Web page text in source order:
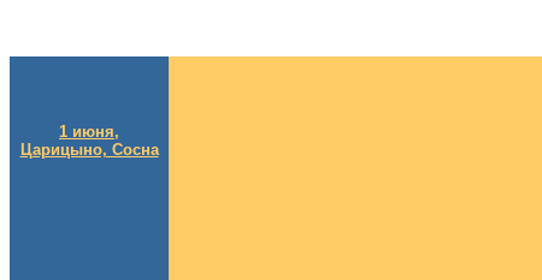
1 июня,
Царицыно, Сосна